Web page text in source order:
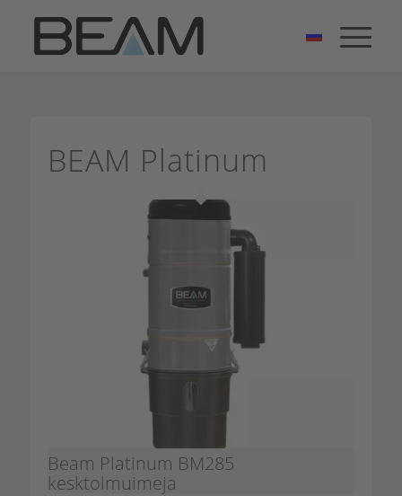
BEAM Platinum
Beam Platinum BM285
kesktolmuimeja